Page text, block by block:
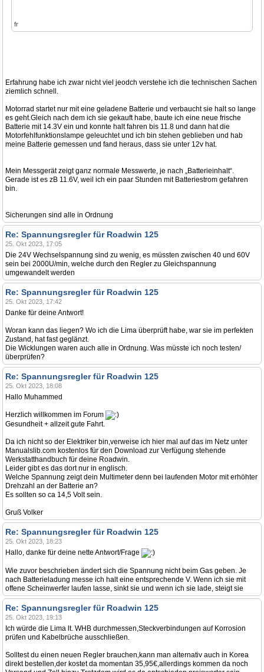
fr
Erfahrung habe ich zwar nicht viel jeodch verstehe ich die technischen Sachen
ziemlich schnell.
Motorrad startet nur mit eine geladene Batterie und verbaucht sie halt so lange
es geht.Gleich nach dem ich sie gekauft habe, baute ich eine neue frische
Batterie mit 14.3V ein und konnte halt fahren bis 11.8 und dann hat die
Motorfehlfunktionslampe geleuchtet und ich bin stehen geblieben und hab
meine Batterie gemessen und fand heraus, dass sie unter 12v hat.
Mein Messgerät zeigt ganz normale Messwerte, je nach „Batterieinhalt“.
Gerade ist es zB 11.6V, weil ich ein paar Stunden mit Batteriestrom gefahren
bin.
Sicherungen sind alle in Ordnung
Re: Spannungsregler für Roadwin 125
25. Okt 2023, 17:05
Die 24V Wechselspannung sind zu wenig, es müssten zwischen 40 und 60V
sein bei 2000U/min, welche durch den Regler zu Gleichspannung
umgewandelt werden
Re: Spannungsregler für Roadwin 125
25. Okt 2023, 17:42
Danke für deine Antwort!
Woran kann das liegen? Wo ich die Lima überprüft habe, war sie im perfekten
Zustand, hat fast geglänzt.
Die Wicklungen waren auch alle in Ordnung. Was müsste ich noch testen/
überprüfen?
Re: Spannungsregler für Roadwin 125
25. Okt 2023, 18:08
Hallo Muhammed
Herzlich willkommen im Forum
Gesundheit + allzeit gute Fahrt.
Da ich nicht so der Elektriker bin,verweise ich hier mal auf das im Netz unter
Manualslib.com kostenlos für den Download zur Verfügung stehende
Werkstatthandbuch für deine Roadwin.
Leider gibt es das dort nur in englisch.
Welche Spannung zeigt dein Multimeter denn bei laufenden Motor mit erhöhter
Drehzahl an der Batterie an?
Es sollten so ca 14,5 Volt sein.
Gruß Volker
Re: Spannungsregler für Roadwin 125
25. Okt 2023, 18:23
Hallo, danke für deine nette Antwort/Frage
Wie zuvor beschrieben ändert sich die Spannung nicht beim Gas geben. Je
nach Batterieladung messe ich halt eine entsprechende V. Wenn ich sie mit
offene Scheinwerfer laufen lasse, sinkt sie und wenn ich sie lade, steigt sie
Re: Spannungsregler für Roadwin 125
25. Okt 2023, 19:13
Ich würde die Lima lt. WHB durchmessen,Steckverbindungen auf Korrosion
prüfen und Kabelbrüche ausschließen.
Solltest du einen neuen Regler brauchen,kann man alternativ auch in Korea
direkt bestellen,der kostet da momentan 35,95€,allerdings kommen da noch